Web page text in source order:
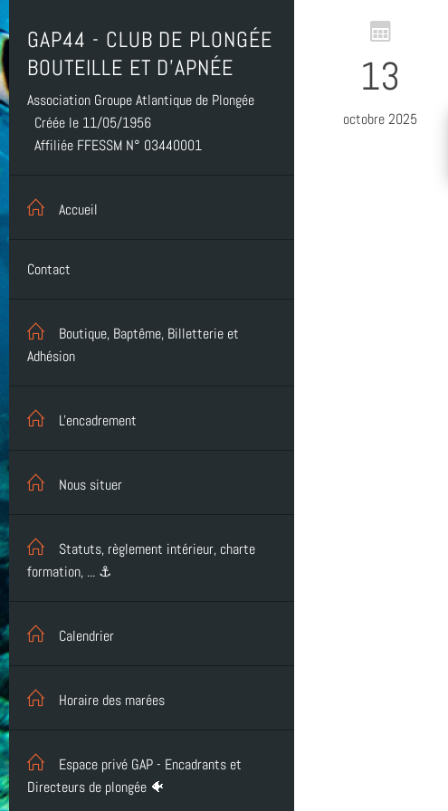
GAP44 - CLUB DE PLONGÉE
BOUTEILLE ET D'APNÉE
Association Groupe Atlantique de Plongée
Créée le 11/05/1956
Affiliée FFESSM N° 03440001
Accueil
Contact
Boutique, Baptême, Billetterie et
Adhésion
L'encadrement
Nous situer
Statuts, règlement intérieur, charte
formation, ... ⚓
Calendrier
Horaire des marées
Espace privé GAP - Encadrants et
Directeurs de plongée 🐠
13
octobre 2025